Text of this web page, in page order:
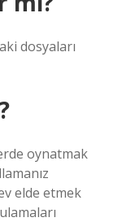
dosyaları
oynatmak
elde etmek